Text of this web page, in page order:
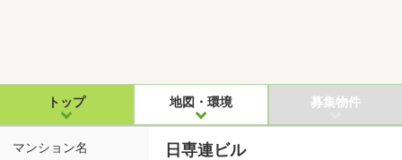
トップ 地図・環境 募集物件
マンション名 日専連ビル